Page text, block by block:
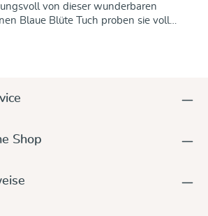
von dieser wunderbaren
Blaue Blüte Tuch proben sie voll
Baumwolle gewebt - die
überraschend schön. Die Baumwolle ist
ist ein Allrounder mit besten Binde-
Es ist anschmiegsam und mühelos
Diagonalen, so lässt es sich immer gut
Shop